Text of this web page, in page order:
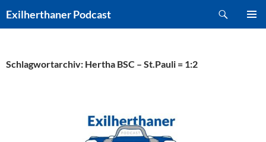
Inhalt
Exilherthaner Podcast
Schlagwortarchiv: Hertha BSC – St.Pauli = 1:2